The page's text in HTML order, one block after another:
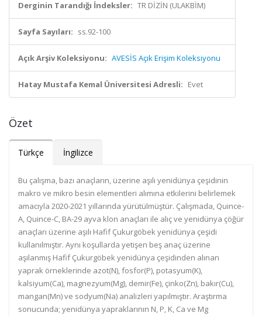
Derginin Tarandığı İndeksler: TR DİZİN (ULAKBİM)
Sayfa Sayıları: ss.92-100
Açık Arşiv Koleksiyonu: AVESİS Açık Erişim Koleksiyonu
Hatay Mustafa Kemal Üniversitesi Adresli: Evet
Özet
Türkçe İngilizce
Bu çalışma, bazı anaçların, üzerine aşılı yenidünya çeşidinin
makro ve mikro besin elementleri alımına etkilerini belirlemek
amacıyla 2020-2021 yıllarında yürütülmüştür. Çalışmada, Quince-
A, Quince-C, BA-29 ayva klon anaçları ile alıç ve yenidünya çöğür
anaçları üzerine aşılı Hafif Çukurgöbek yenidünya çeşidi
kullanılmıştır. Aynı koşullarda yetişen beş anaç üzerine
aşılanmış Hafif Çukurgöbek yenidünya çeşidinden alınan
yaprak örneklerinde azot(N), fosfor(P), potasyum(K),
kalsiyum(Ca), magnezyum(Mg), demir(Fe), çinko(Zn), bakır(Cu),
mangan(Mn) ve sodyum(Na) analizleri yapılmıştır. Araştırma
sonucunda; yenidünya yapraklarının N, P, K, Ca ve Mg